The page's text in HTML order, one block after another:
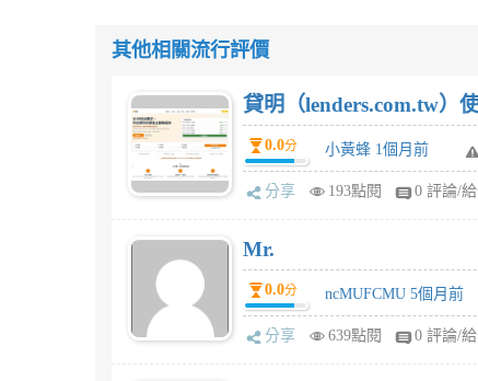
其他相關流行評價
貸明（lenders.com.tw）
0.0分 小黃蜂 1個月前
分享 193點閱 0 評論/
Mr.
0.0分 ncMUFCMU 5個月前
分享 639點閱 0 評論/